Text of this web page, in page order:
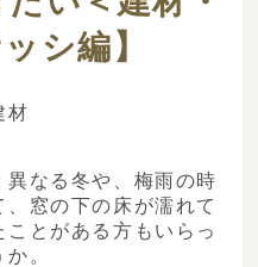
シ編】
材
なる冬や、梅雨の時
窓の下の床が濡れて
とがある方もいらっ
。